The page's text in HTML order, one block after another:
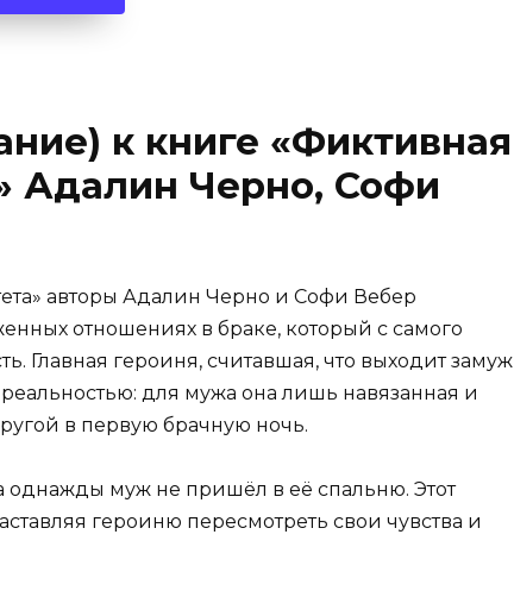
к книге «Фиктивная
Адалин Черно, Софи
авторы Адалин Черно и Софи Вебер
отношениях в браке, который с самого
Главная героиня, считавшая, что выходит замуж
для мужа она лишь навязанная и
в первую брачную ночь.
однажды муж не пришёл в её спальню. Этот
героиню пересмотреть свои чувства и